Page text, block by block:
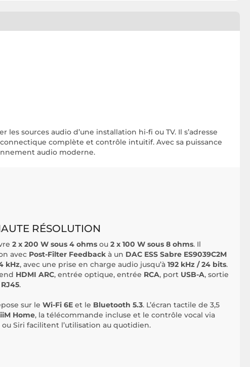
sources audio d’une installation hi-fi ou TV. Il s’adresse
complète et contrôle intuitif. Avec sa puissance
audio moderne.
RÉSOLUTION
2 x 200 W sous 4 ohms ou 2 x 100 W sous 8 ohms. Il
avec Post-Filter Feedback à un DAC ESS Sabre ES9039C2M
kHz, avec une prise en charge audio jusqu’à 192 kHz / 24 bits.
HDMI ARC, entrée optique, entrée RCA, port USB-A, sortie
.
sur le Wi-Fi 6E et le Bluetooth 5.3. L’écran tactile de 3,5
Home, la télécommande incluse et le contrôle vocal via
ou Siri facilitent l’utilisation au quotidien.